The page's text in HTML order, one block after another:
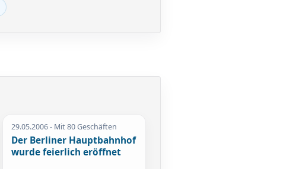
29.05.2006- Mit 80 Geschäften
Der Berliner Hauptbahnhof
wurde feierlich eröffnet